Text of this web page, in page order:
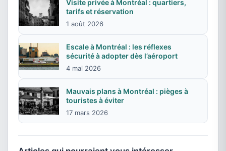
Visite privée à Montréal : quartiers,
tarifs et réservation
1 août 2026
Escale à Montréal : les réflexes
sécurité à adopter dès l’aéroport
4 mai 2026
Mauvais plans à Montréal : pièges à
touristes à éviter
17 mars 2026